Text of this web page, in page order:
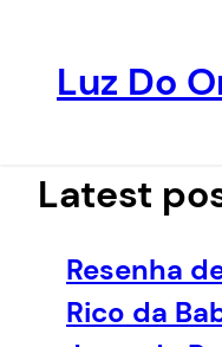
conteúdo
Luz Do
Latest
Resenha
Rico da